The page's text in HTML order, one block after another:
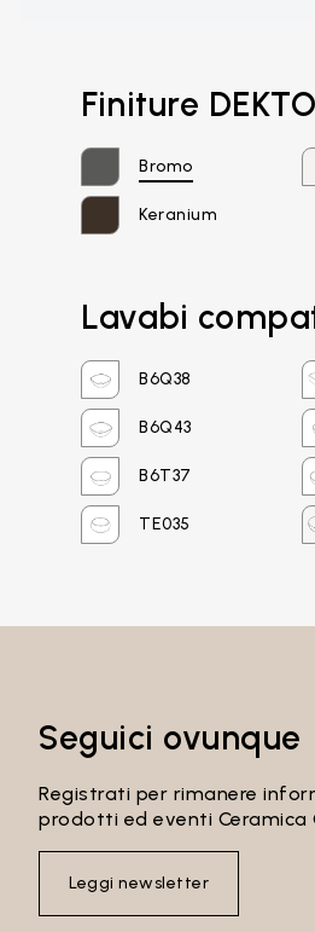
Email*
Password
Finiture
Bromo
Keranium
Lavabi
B6Q38
B6Q43
B6T37
TE035
Seguici ovunque
Registrati per rimanere
prodotti ed eventi Ceramica
Leggi newsletter